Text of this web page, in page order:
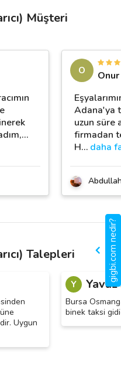
Müşteri
…
O
Onur
Adana'ya
uzun süre
firmadan
H… daha
Talepleri
Uygun
Y Yavuz
Bursa
binek taksi
gigbi.com nedir?